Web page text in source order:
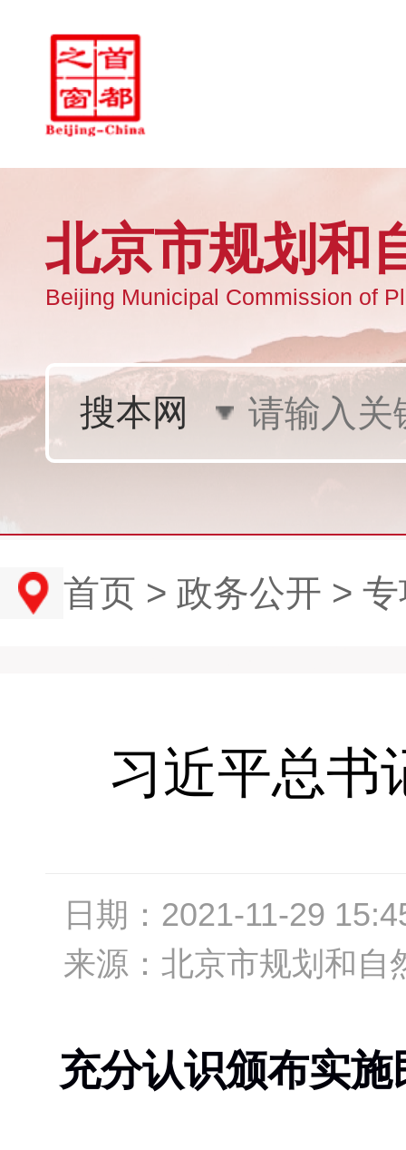
首页 > 政务公开 >
习近平总书
日期： 2021-11-29
来源： 北京市规划和自
充分认识颁布实